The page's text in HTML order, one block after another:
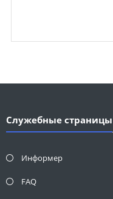
Служебные страницы
Информер
FAQ